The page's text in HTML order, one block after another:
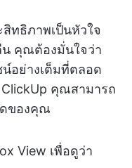
ทธิภาพเป็นหัวใจ
คุณต้องมั่นใจว่า
อย่างเต็มที่ตลอด
คุณสามารถ
ของคุณ
View เพื่อดูว่า